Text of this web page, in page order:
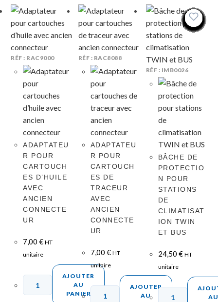
RÉF : RAC9000
ADAPTATEU
R POUR
CARTOUCH
ES D’HUILE
AVEC
ANCIEN
CONNECTE
UR
7,00€ HT
unitaire
AJOUTER
AU
PANIER
RÉF : RAC8088
ADAPTATEU
R POUR
CARTOUCH
ES DE
TRACEUR
AVEC
ANCIEN
CONNECTE
UR
7,00 € HT
unitaire
AJOUTER
AU
RÉF : IMB0026
BÂCHE DE
PROTECTIO
N POUR
STATIONS
DE
CLIMATISAT
ION TWIN
ET BUS
24,50 € HT
unitaire
AU